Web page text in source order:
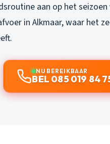
aan op het seizoen
in Alkmaar, waar het
NU BEREIKBAAR
BEL 085 019 84